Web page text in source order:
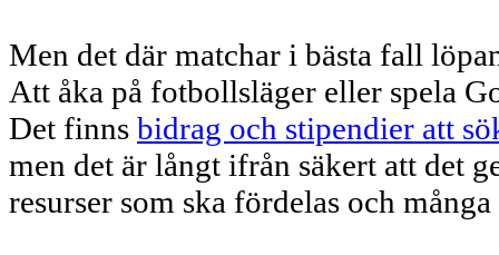
Men det där matchar i bästa fall
Att åka på fotbollsläger eller spela
Det finns bidrag och stipendier att
men det är långt ifrån säkert att det
resurser som ska fördelas och